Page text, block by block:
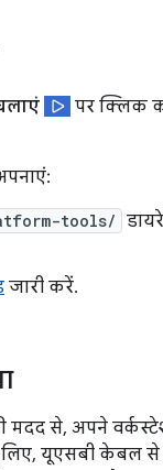
पर क्लिक
tools/
जारी करें.
मदद से, अपने
लिए, यूएसबी केबल